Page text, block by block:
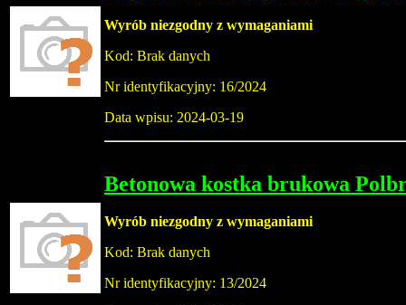
Wyrób niezgodny z wymaganiami
Kod: Brak danych
Nr identyfikacyjny: 16/2024
Data wpisu: 2024-03-19
Betonowa kostka brukowa
Wyrób niezgodny z wymaganiami
Kod: Brak danych
Nr identyfikacyjny: 13/2024